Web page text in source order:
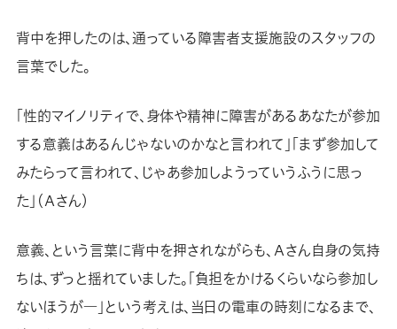
背中を押したのは、通っている障害者支援施設のスタッフの
言葉でした。
「性的マイノリティで、身体や精神に障害があるあなたが参加
する意義はあるんじゃないのかなと言われて」「まず参加して
みたらって言われて、じゃあ参加しようっていうふうに思っ
た」（Ａさん）
意義、という言葉に背中を押されながらも、Ａさん自身の気持
ちは、ずっと揺れていました。「負担をかけるくらいなら参加し
ないほうが―」という考えは、当日の電車の時刻になるまで、